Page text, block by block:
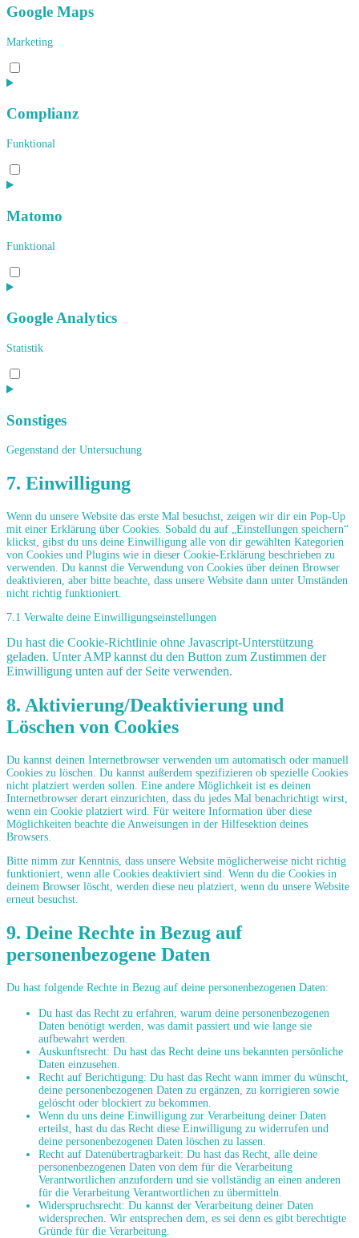
fonts
Google Maps
Marketing
Consent
to
service
maps
Complianz
Funktional
Consent
to
service
Matomo
Funktional
Consent
to
service
Google Analytics
Statistik
Consent
to
service
analytics
Sonstiges
Gegenstand der Untersuchung
Consent
to
sonstiges
7. Einwilligung
Wenn du unsere Website das erste Mal besuchst, zeigen wir dir ein Pop-Up
mit einer Erklärung über Cookies. Sobald du auf „Einstellungen speichern“
klickst, gibst du uns deine Einwilligung alle von dir gewählten Kategorien
von Cookies und Plugins wie in dieser Cookie-Erklärung beschrieben zu
verwenden. Du kannst die Verwendung von Cookies über deinen Browser
deaktivieren, aber bitte beachte, dass unsere Website dann unter Umständen
nicht richtig funktioniert.
7.1 Verwalte deine Einwilligungseinstellungen
Du hast die Cookie-Richtlinie ohne Javascript-Unterstützung
geladen. Unter AMP kannst du den Button zum Zustimmen der
Einwilligung unten auf der Seite verwenden.
8. Aktivierung/Deaktivierung und
Löschen von Cookies
Du kannst deinen Internetbrowser verwenden um automatisch oder manuell
Cookies zu löschen. Du kannst außerdem spezifizieren ob spezielle Cookies
nicht platziert werden sollen. Eine andere Möglichkeit ist es deinen
Internetbrowser derart einzurichten, dass du jedes Mal benachrichtigt wirst,
wenn ein Cookie platziert wird. Für weitere Information über diese
Möglichkeiten beachte die Anweisungen in der Hilfesektion deines
Browsers.
Bitte nimm zur Kenntnis, dass unsere Website möglicherweise nicht richtig
funktioniert, wenn alle Cookies deaktiviert sind. Wenn du die Cookies in
deinem Browser löscht, werden diese neu platziert, wenn du unsere Website
erneut besuchst.
9. Deine Rechte in Bezug auf
personenbezogene Daten
Du hast folgende Rechte in Bezug auf deine personenbezogenen Daten:
Du hast das Recht zu erfahren, warum deine personenbezogenen
Daten benötigt werden, was damit passiert und wie lange sie
aufbewahrt werden.
Auskunftsrecht: Du hast das Recht deine uns bekannten persönliche
Daten einzusehen.
Recht auf Berichtigung: Du hast das Recht wann immer du wünscht,
deine personenbezogenen Daten zu ergänzen, zu korrigieren sowie
gelöscht oder blockiert zu bekommen.
Wenn du uns deine Einwilligung zur Verarbeitung deiner Daten
erteilst, hast du das Recht diese Einwilligung zu widerrufen und
deine personenbezogenen Daten löschen zu lassen.
Recht auf Datenübertragbarkeit: Du hast das Recht, alle deine
personenbezogenen Daten von dem für die Verarbeitung
Verantwortlichen anzufordern und sie vollständig an einen anderen
für die Verarbeitung Verantwortlichen zu übermitteln.
Widerspruchsrecht: Du kannst der Verarbeitung deiner Daten
widersprechen. Wir entsprechen dem, es sei denn es gibt berechtigte
Gründe für die Verarbeitung.